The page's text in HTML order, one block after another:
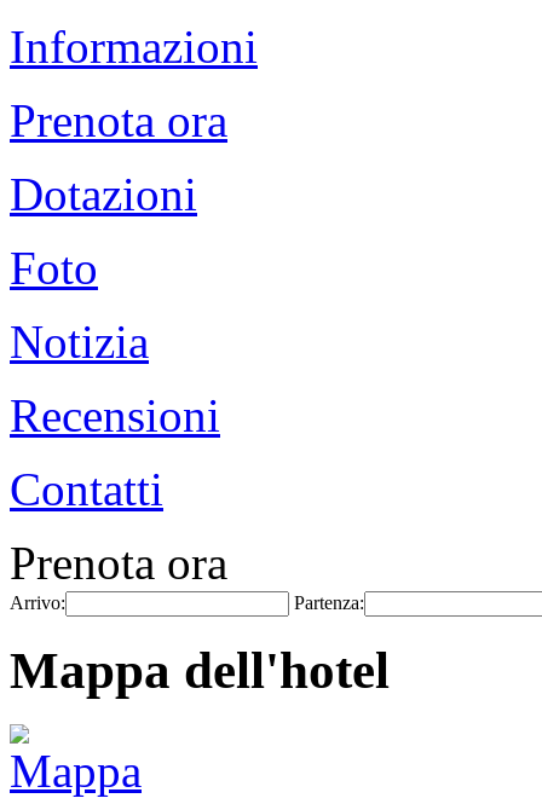
Informazioni
Prenota ora
Dotazioni
Foto
Notizia
Recensioni
Contatti
Prenota ora
Arrivo: Partenza:
Mappa dell'hotel